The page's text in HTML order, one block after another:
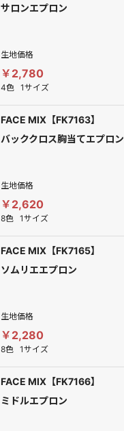
サロンエプロン
生地価格
￥2,780
4色 1サイズ
FACE MIX【FK7163】
バッククロス胸当てエプロン
生地価格
￥2,620
8色 1サイズ
FACE MIX【FK7165】
ソムリエエプロン
生地価格
￥2,280
8色 1サイズ
FACE MIX【FK7166】
ミドルエプロン